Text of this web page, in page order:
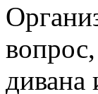
дивана